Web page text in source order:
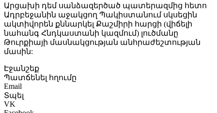
Արցախի դեմ սանձազերծած պատերազմից հետո
Ադրբեջանին աջակցող Պակիստանում սկսեցին
ակտիվորեն քննարկել Քաշմիրի հարցի (վիճելի
նահանգ Հնդկաստանի կազմում) լուծմանը
Թուրքիայի մասնակցության անհրաժեշտության
մասին:
Էջանշեք
Պատճենել հղումը
Email
Տպել
VK